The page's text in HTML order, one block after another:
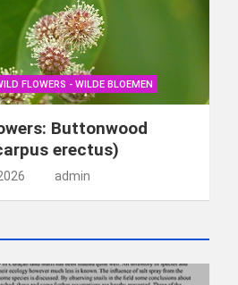
FLOWERS - WILDE BLOEMEN
Buttonwood
erectus)
admin